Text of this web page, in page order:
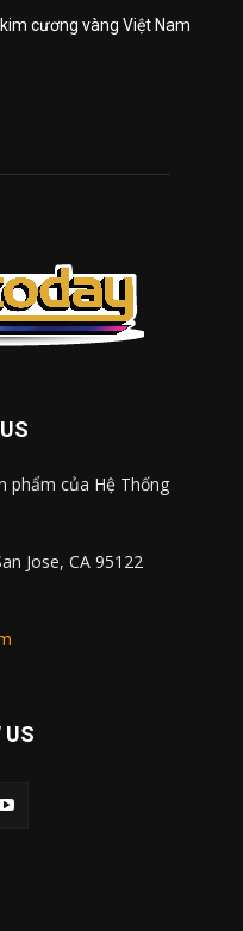
cương vàng Việt Nam
phẩm của Hệ Thống
Jose, CA 95122
US